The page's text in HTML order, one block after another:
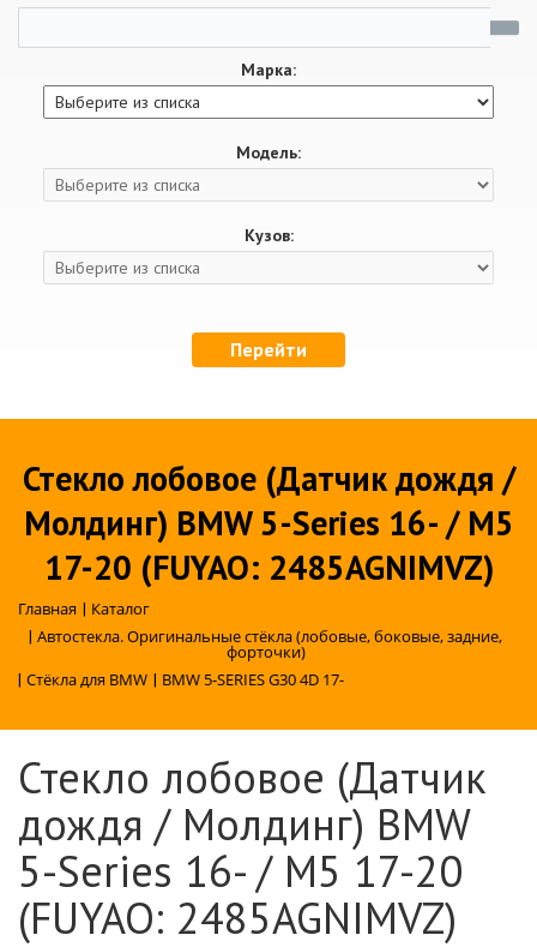
Марка:
Модель:
Кузов:
Перейти
Стекло лобовое (Датчик дождя /
Молдинг) BMW 5-Series 16- / M5
17-20 (FUYAO: 2485AGNIMVZ)
Главная | Каталог
| Автостекла. Оригинальные стёкла (лобовые, боковые, задние,
форточки)
| Стёкла для BMW | BMW 5-SERIES G30 4D 17-
Стекло лобовое (Датчик
дождя / Молдинг) BMW
5-Series 16- / M5 17-20
(FUYAO: 2485AGNIMVZ)